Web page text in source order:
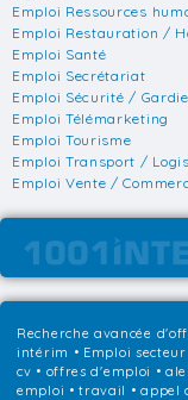
Emploi Ressources
Emploi Restauration /
Emploi Santé
Emploi Secrétariat
Emploi Sécurité /
Emploi Télémarketing
Emploi Tourisme
Emploi Transport /
Emploi Vente /
Recherche avancée
intérim • Emploi secteur
cv • offres d'emploi •
emploi • travail • appel